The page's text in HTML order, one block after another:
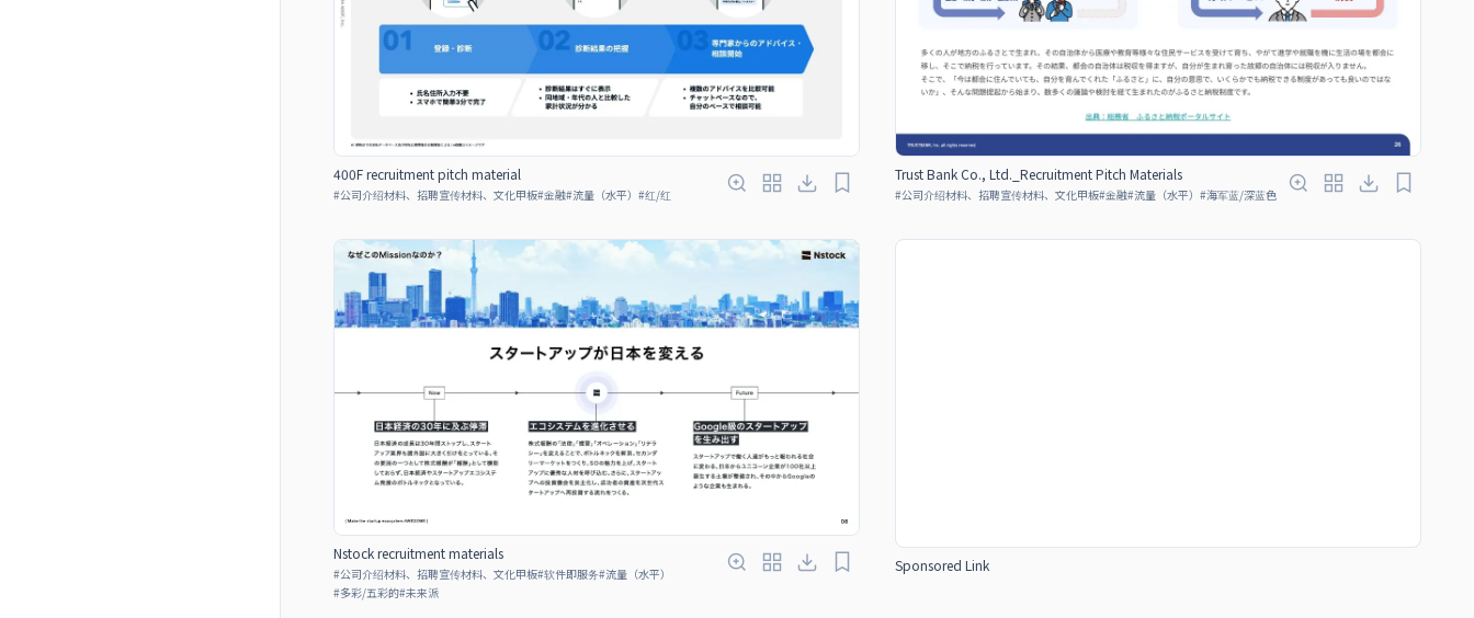
400F recruitment pitch material
#公司介绍材料、招聘宣传材料、文化甲板#金融#流量（水平） #红/红
Trust Bank Co., Ltd._Recruitment Pitch Materials
#公司介绍材料、招聘宣传材料、文化甲板#金融#流量（水平） #海军蓝/深蓝色
Nstock recruitment materials
#公司介绍材料、招聘宣传材料、文化甲板#软件即服务#流量（水平）
#多彩/五彩的#未来派
Sponsored Link